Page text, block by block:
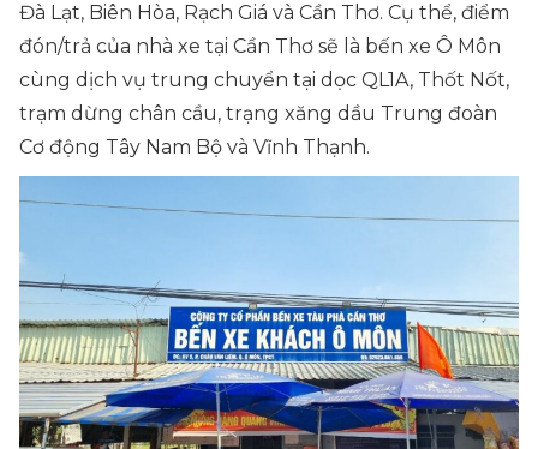
Đà Lạt, Biên Hòa, Rạch Giá và Cần Thơ. Cụ thể, điểm
đón/trả của nhà xe tại Cần Thơ sẽ là bến xe Ô Môn
cùng dịch vụ trung chuyển tại dọc QL1A, Thốt Nốt,
trạm dừng chân cầu, trạng xăng dầu Trung đoàn
Cơ động Tây Nam Bộ và Vĩnh Thạnh.